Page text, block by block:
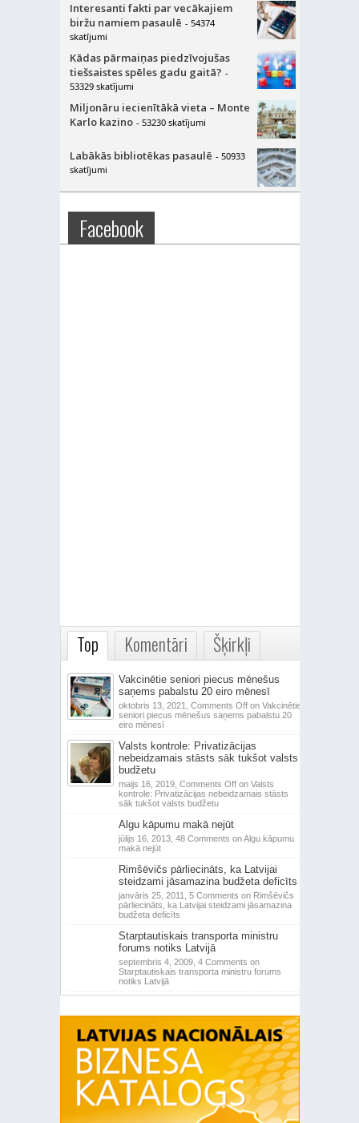
Interesanti fakti par vecākajiem
biržu namiem pasaulē - 54374
skatījumi
Kādas pārmaiņas piedzīvojušas
tiešsaistes spēles gadu gaitā? -
53329 skatījumi
Miljonāru iecienītākā vieta – Monte
Karlo kazino - 53230 skatījumi
Labākās bibliotēkas pasaulē - 50933
skatījumi
Facebook
Top Komentāri Šķirkļi
Vakcinētie seniori piecus mēnešus
saņems pabalstu 20 eiro mēnesī
oktobris 13, 2021, Comments Offon Vakcinētie
seniori piecus mēnešus saņems pabalstu 20
eiro mēnesī
Valsts kontrole: Privatizācijas
nebeidzamais stāsts sāk tukšot valsts
budžetu
maijs 16, 2019, Comments Offon Valsts
kontrole: Privatizācijas nebeidzamais stāsts
sāk tukšot valsts budžetu
Algu kāpumu makā nejūt
jūlijs 16, 2013, 48 Comments on Algu kāpumu
makā nejūt
Rimšēvičs pārliecināts, ka Latvijai
steidzami jāsamazina budžeta deficīts
janvāris 25, 2011, 5 Comments on Rimšēvičs
pārliecināts, ka Latvijai steidzami jāsamazina
budžeta deficīts
Starptautiskais transporta ministru
forums notiks Latvijā
septembris 4, 2009, 4 Comments on
Starptautiskais transporta ministru forums
notiks Latvijā